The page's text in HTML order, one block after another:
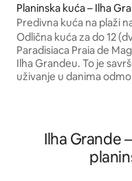
Planinska kuća – Ilha
Predivna kuća na plaži
Odlična kuća za do 12
Paradisiaca Praia de
Ilha Grandeu. To je
uživanje u danima
apartmana, s
toplom vodom u
tuševima. Dva
Ilha Grande